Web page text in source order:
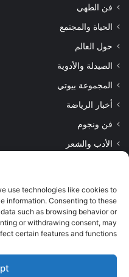
use technologies like cookies to
information. Consenting to these
such as browsing behavior or
or withdrawing consent, may
certain features and functions.
فن الطهي
الحياة والمجتمع
حول العالم
الصيدلة والأدوية
المجموعة بيوتي
أخبار الرياضة
فن ونجوم
الأدب والشعر
© حقوق النشر 2026، جميع الحقوق محفوظة
الرئيسية
من نحن إخلاء